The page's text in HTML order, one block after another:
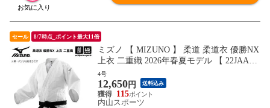
セール 8/7時点_ポイント最大11倍
ミズノ 【 MIZUNO 】 柔道 柔道衣 優勝NX
上衣 二重織 2026年春夏モデル 【 22JAAA8
201 柔道着 帯別売り 練習 トレーニング 部
活動 中学生 高校生 学生 】【翌日配達対
象】[自社]
4号
12,650円 送料込み
115
内山スポーツ